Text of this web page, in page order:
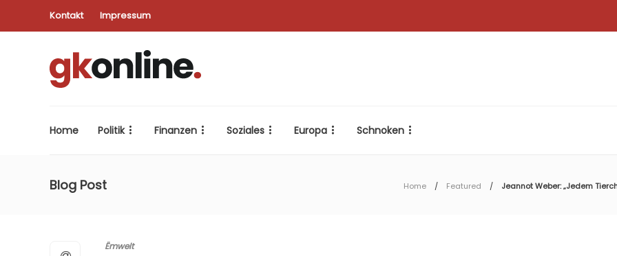
Kontakt Impressum
Home Politik Finanzen Soziales Europa Schnoken
Blog Post Home Featured Jeannot Weber: „Jedem
Ëmwelt